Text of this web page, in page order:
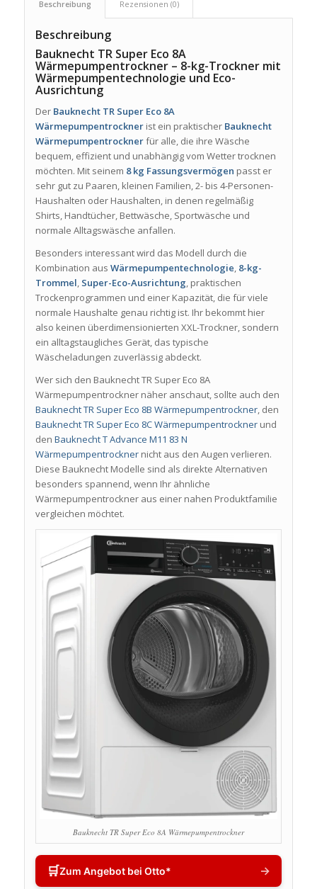
Beschreibung Rezensionen (0)
Beschreibung
Bauknecht TR Super Eco 8A
Wärmepumpentrockner – 8-kg-Trockner mit
Wärmepumpentechnologie und Eco-
Ausrichtung
Der Bauknecht TR Super Eco 8A
Wärmepumpentrocknerist ein praktischer Bauknecht
Wärmepumpentrocknerfür alle, die ihre Wäsche
bequem, effizient und unabhängig vom Wetter trocknen
möchten. Mit seinem 8 kg Fassungsvermögen passt er
sehr gut zu Paaren, kleinen Familien, 2- bis 4-Personen-
Haushalten oder Haushalten, in denen regelmäßig
Shirts, Handtücher, Bettwäsche, Sportwäsche und
normale Alltagswäsche anfallen.
Besonders interessant wird das Modell durch die
Kombination aus Wärmepumpentechnologie, 8-kg-
Trommel, Super-Eco-Ausrichtung, praktischen
Trockenprogrammen und einer Kapazität, die für viele
normale Haushalte genau richtig ist. Ihr bekommt hier
also keinen überdimensionierten XXL-Trockner, sondern
ein alltagstaugliches Gerät, das typische
Wäscheladungen zuverlässig abdeckt.
Wer sich den Bauknecht TR Super Eco 8A
Wärmepumpentrockner näher anschaut, sollte auch den
Bauknecht TR Super Eco 8B Wärmepumpentrockner, den
Bauknecht TR Super Eco 8C Wärmepumpentrocknerund
den Bauknecht T Advance M11 83 N
Wärmepumpentrocknernicht aus den Augen verlieren.
Diese Bauknecht Modelle sind als direkte Alternativen
besonders spannend, wenn Ihr ähnliche
Wärmepumpentrockner aus einer nahen Produktfamilie
vergleichen möchtet.
Bauknecht TR Super Eco 8A Wärmepumpentrockner
🛒Zum Angebot bei Otto* →